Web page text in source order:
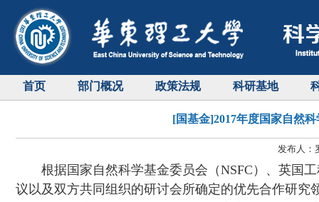
首页 部门概况 政策法规 科研基地
[国基金]2017年度国家自然
发布人：
根据国家自然科学基金委员会（NSFC ）、英国
议以及双方共同组织的研讨会所确定的优先合作研究